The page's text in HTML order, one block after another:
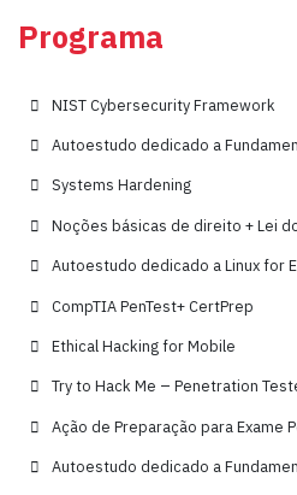
Programa
NIST Cybersecurity Framework
Autoestudo dedicado a
Systems Hardening
Noções básicas de direito + Lei
Autoestudo dedicado a Linux for
CompTIA PenTest+ CertPrep
Ethical Hacking for Mobile
Try to Hack Me – Penetration
Ação de Preparação para Exame
Autoestudo dedicado a